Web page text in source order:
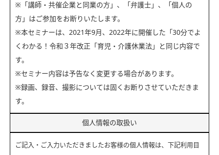
※「講師・共催企業と同業の方」、「弁護士」、「個人の
方」はご参加をお断りいたします。
※本セミナーは、2021年9月、2022年に開催した「30分でよ
くわかる！令和３年改正「育児・介護休業法」と同じ内容で
す。
※セミナー内容は予告なく変更する場合があります。
※録画、録音、撮影については固くお断りさせていただきま
す。
個人情報の取扱い
ご記入・ご入力いただきましたお客様の個人情報は、下記利用目